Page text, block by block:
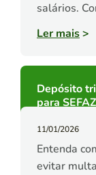
salários.
Ler mais>
Depósito
para
11/01/2026
Entenda
evitar